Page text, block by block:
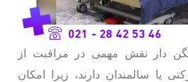
دار نقش مهمی در مراقبت از
یا سالمندان دارند، زیرا امکان